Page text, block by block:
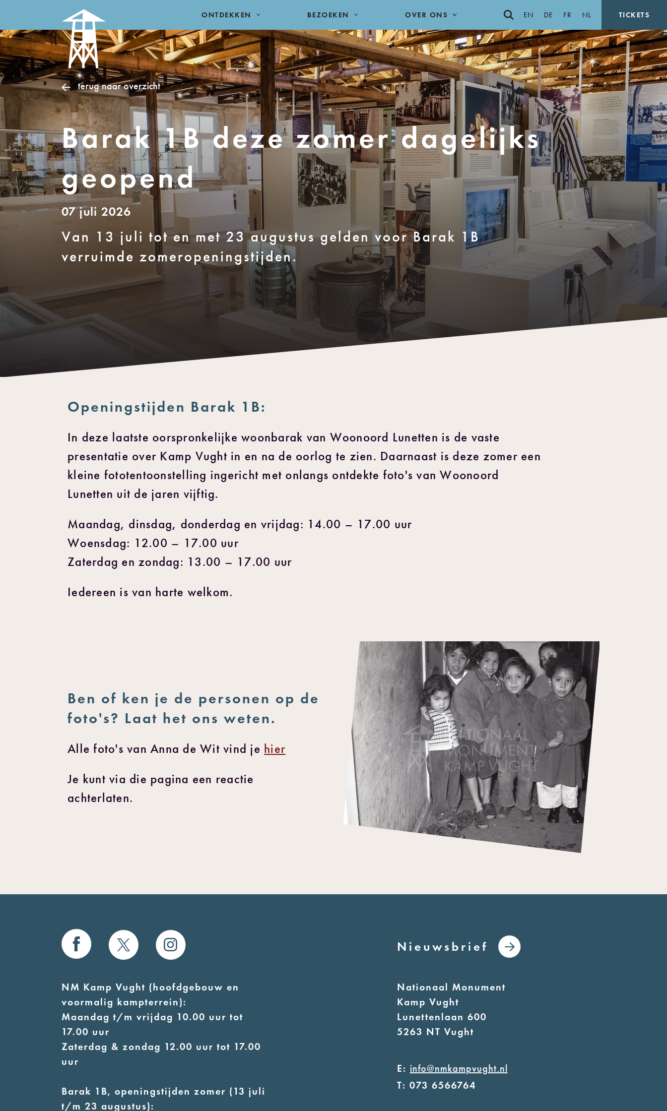
ONTDEKKEN BEZOEKEN OVER ONS EN DE FR NL TICKETS
terug naar overzicht
Barak 1B deze zomer dagelijks
geopend
07 juli 2026
Van 13 juli tot en met 23 augustus gelden voor Barak 1B
verruimde zomeropeningstijden.
Openingstijden Barak 1B:
In deze laatste oorspronkelijke woonbarak van Woonoord Lunetten is de vaste
presentatie over Kamp Vught in en na de oorlog te zien. Daarnaast is deze zomer een
kleine fototentoonstelling ingericht met onlangs ontdekte foto's van Woonoord
Lunetten uit de jaren vijftig.
Maandag, dinsdag, donderdag en vrijdag: 14.00 – 17.00 uur
Woensdag: 12.00 – 17.00 uur
Zaterdag en zondag: 13.00 – 17.00 uur
Iedereen is van harte welkom.
Ben of ken je de personen op de
foto's? Laat het ons weten.
Alle foto's van Anna de Wit vind je hier
Je kunt via die pagina een reactie
achterlaten.
Nieuwsbrief
NM Kamp Vught (hoofdgebouw en
voormalig kampterrein):
Maandag t/m vrijdag 10.00 uur tot
17.00 uur
Zaterdag & zondag 12.00 uur tot 17.00
uur
Barak 1B, openingstijden zomer (13 juli
t/m 23 augustus):
Nationaal Monument
Kamp Vught
Lunettenlaan 600
5263 NT Vught
E: info@nmkampvught.nl
T: 073 6566764